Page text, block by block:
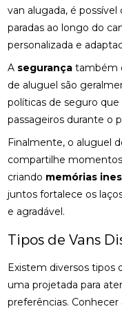
van alugada, é
paradas ao longo do
personalizada e
A segurança também
de aluguel são
políticas de seguro
passageiros durante o
Finalmente, o aluguel
compartilhe
criando memórias
juntos fortalece os
e agradável.
Tipos de Vans
Existem diversos tipos
uma projetada para
preferências.